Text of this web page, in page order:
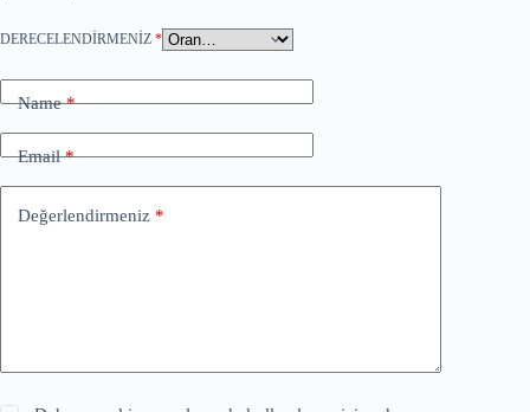
DERECELENDIRMENIZ *
Name*
Email*
Değerlendirmeniz *